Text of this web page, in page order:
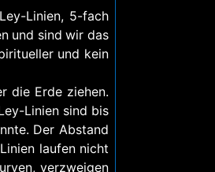
Linien, 5-fach
und sind wir das
und kein
die Erde ziehen.
Linien sind bis
Der Abstand
laufen nicht
verzweigen